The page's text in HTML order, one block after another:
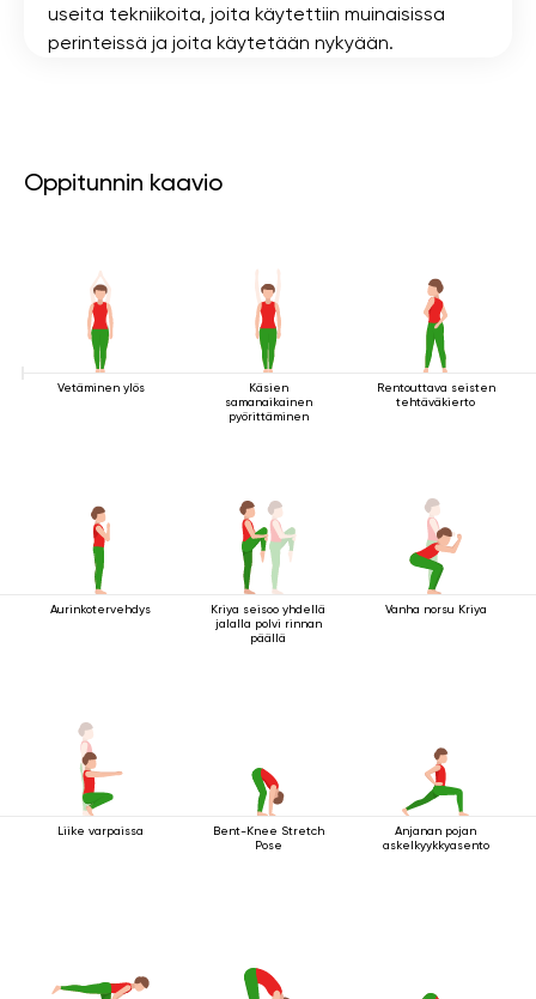
useita tekniikoita, joita käytettiin muinaisissa
perinteissä ja joita käytetään nykyään.
Oppitunnin kaavio
Vetäminen ylös
Käsien
samanaikainen
pyörittäminen
Rentouttava seisten
tehtäväkierto
Aurinkotervehdys
Kriya seisoo yhdellä
jalalla polvi rinnan
päällä
Vanha norsu Kriya
Liike varpaissa
Bent-Knee Stretch
Pose
Anjanan pojan
askelkyykkyasento